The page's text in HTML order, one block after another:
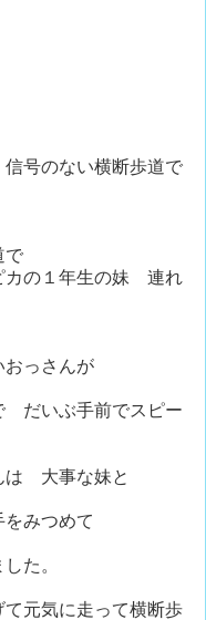
号のない横断歩道で
で
カの１年生の妹 連れ
っさんが
だいぶ手前でスピー
は 大事な妹と
みつめて
た。
元気に走って横断歩